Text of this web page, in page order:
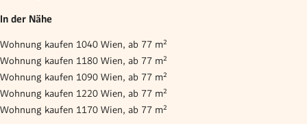
In der Nähe
Wohnung kaufen 1040 Wien, ab 77 m²
Wohnung kaufen 1180 Wien, ab 77 m²
Wohnung kaufen 1090 Wien, ab 77 m²
Wohnung kaufen 1220 Wien, ab 77 m²
Wohnung kaufen 1170 Wien, ab 77 m²